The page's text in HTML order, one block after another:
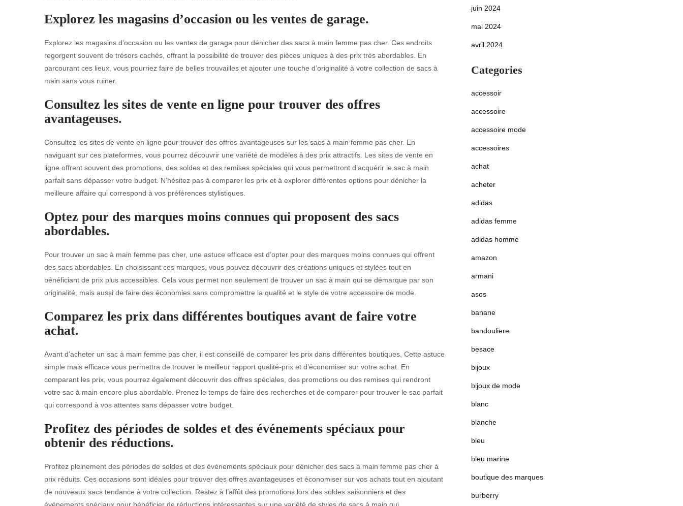
Explorez les magasins d’occasion ou les ventes de garage.
Explorez les magasins d’occasion ou les ventes de garage pour dénicher des sacs à main femme pas cher. Ces endroits
regorgent souvent de trésors cachés, offrant la possibilité de trouver des pièces uniques à des prix très abordables. En
parcourant ces lieux, vous pourriez faire de belles trouvailles et ajouter une touche d’originalité à votre collection de sacs à
main sans vous ruiner.
Consultez les sites de vente en ligne pour trouver des offres
avantageuses.
Consultez les sites de vente en ligne pour trouver des offres avantageuses sur les sacs à main femme pas cher. En
naviguant sur ces plateformes, vous pourrez découvrir une variété de modèles à des prix attractifs. Les sites de vente en
ligne offrent souvent des promotions, des soldes et des remises spéciales qui vous permettront d’acquérir le sac à main
parfait sans dépasser votre budget. N’hésitez pas à comparer les prix et à explorer différentes options pour dénicher la
meilleure affaire qui correspond à vos préférences stylistiques.
Optez pour des marques moins connues qui proposent des sacs
abordables.
Pour trouver un sac à main femme pas cher, une astuce efficace est d’opter pour des marques moins connues qui offrent
des sacs abordables. En choisissant ces marques, vous pouvez découvrir des créations uniques et stylées tout en
bénéficiant de prix plus accessibles. Cela vous permet non seulement de trouver un sac à main qui se démarque par son
originalité, mais aussi de faire des économies sans compromettre la qualité et le style de votre accessoire de mode.
Comparez les prix dans différentes boutiques avant de faire votre
achat.
Avant d’acheter un sac à main femme pas cher, il est conseillé de comparer les prix dans différentes boutiques. Cette astuce
simple mais efficace vous permettra de trouver le meilleur rapport qualité-prix et d’économiser sur votre achat. En
comparant les prix, vous pourrez également découvrir des offres spéciales, des promotions ou des remises qui rendront
votre sac à main encore plus abordable. Prenez le temps de faire des recherches et de comparer pour trouver le sac parfait
qui correspond à vos attentes sans dépasser votre budget.
Profitez des périodes de soldes et des événements spéciaux pour
obtenir des réductions.
Profitez pleinement des périodes de soldes et des événements spéciaux pour dénicher des sacs à main femme pas cher à
prix réduits. Ces occasions sont idéales pour trouver des offres avantageuses et économiser sur vos achats tout en ajoutant
de nouveaux sacs tendance à votre collection. Restez à l’affût des promotions lors des soldes saisonniers et des
événements spéciaux pour bénéficier de réductions intéressantes sur une variété de styles de sacs à main qui
juin 2024
mai 2024
avril 2024
Categories
accessoir
accessoire
accessoire mode
accessoires
achat
acheter
adidas
adidas femme
adidas homme
amazon
armani
asos
banane
bandouliere
besace
bijoux
bijoux de mode
blanc
blanche
bleu
bleu marine
boutique des marques
burberry